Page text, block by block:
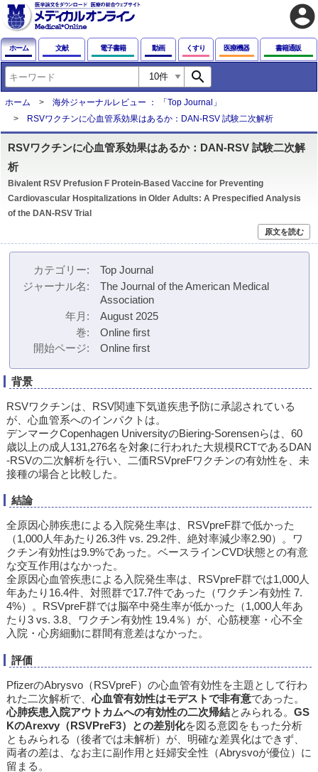
account_circle
ホーム 文献 電子書籍 動画 くすり 医療機器 書籍通販
search
ホーム
海外ジャーナルレビュー ： 「Top Journal」
RSVワクチンに心血管系効果はあるか：DAN-RSV 試験二次解析
RSVワクチンに心血管系効果はあるか：DAN-RSV 試験二次解
析
Bivalent RSV Prefusion F Protein-Based Vaccine for Preventing
Cardiovascular Hospitalizations in Older Adults: A Prespecified Analysis
of the DAN-RSV Trial
原文を読む
カテゴリー
Top Journal
ジャーナル名
The Journal of the American Medical
Association
年月
August 2025
巻
Online first
開始ページ
Online first
背景
RSVワクチンは、RSV関連下気道疾患予防に承認されている
が、心血管系へのインパクトは。
デンマークCopenhagen UniversityのBiering-Sorensenらは、60
歳以上の成人131,276名を対象に行われた大規模RCTであるDAN
-RSVの二次解析を行い、二価RSVpreFワクチンの有効性を、未
接種の場合と比較した。
結論
全原因心肺疾患による入院発生率は、RSVpreF群で低かった
（1,000人年あたり26.3件 vs. 29.2件、絶対率減少率2.90）。ワ
クチン有効性は9.9%であった。ベースラインCVD状態との有意
な交互作用はなかった。
全原因心血管疾患による入院発生率は、RSVpreF群では1,000人
年あたり16.4件、対照群で17.7件であった（ワクチン有効性 7.
4%）。RSVpreF群では脳卒中発生率が低かった（1,000人年あ
たり3 vs. 3.8、ワクチン有効性 19.4％）が、心筋梗塞・心不全
入院・心房細動に群間有意差はなかった。
評価
PfizerのAbrysvo（RSVpreF）の心血管有効性を主題として行わ
れた二次解析で、心血管有効性はモデストで非有意であった。
心肺疾患入院アウトカムへの有効性の二次帰結とみられる。 GS
KのArexvy（RSVPreF3）との差別化を図る意図をもった分析
ともみられる（後者では未解析）が、明確な差異化はできず、
両者の差は、なお主に副作用と妊婦安全性（Abrysvoが優位）に
留まる。